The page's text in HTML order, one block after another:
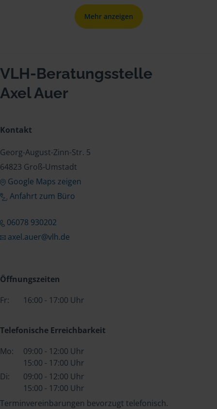
Mehr anzeigen
VLH-Beratungsstelle
Axel Auer
Kontakt
Georg-August-Zinn-Str. 5
64823 Groß-Umstadt
Google Maps zeigen
Anfahrt zum Büro
06078 930202
axel.auer@vlh.de
Öffnungszeiten
Fr:
16:00 - 17:00 Uhr
Telefonische Erreichbarkeit
Mo:
09:00 - 12:00 Uhr
15:00 - 17:00 Uhr
Di:
09:00 - 12:00 Uhr
15:00 - 17:00 Uhr
Terminvereinbarungen bevorzugt telefonisch.